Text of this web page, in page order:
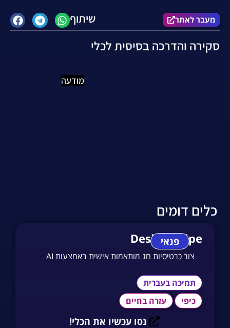
מעבר לאתר שיתוף
סקירה והדרכה בסיסית לכלי
מודעה
כלים דומים
פנאי
Designstripe
צור כרטיסיות חג מותאמות אישית באמצעות AI
תמיכה בעברית
כיפי
עזרה בחיים
נסו עכשיו את הכלי!